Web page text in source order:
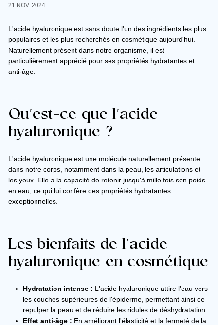
21 NOV. 2024
L'acide hyaluronique est sans doute l'un des ingrédients les plus
populaires et les plus recherchés en cosmétique aujourd'hui.
Naturellement présent dans notre organisme, il est
particulièrement apprécié pour ses propriétés hydratantes et
anti-âge.
Qu'est-ce que l'acide
hyaluronique ?
L'acide hyaluronique est une molécule naturellement présente
dans notre corps, notamment dans la peau, les articulations et
les yeux. Elle a la capacité de retenir jusqu'à mille fois son poids
en eau, ce qui lui confère des propriétés hydratantes
exceptionnelles.
Les bienfaits de l'acide
hyaluronique en cosmétique
Hydratation intense : L'acide hyaluronique attire l'eau vers
les couches supérieures de l'épiderme, permettant ainsi de
repulper la peau et de réduire les ridules de déshydratation.
Effet anti-âge : En améliorant l'élasticité et la fermeté de la